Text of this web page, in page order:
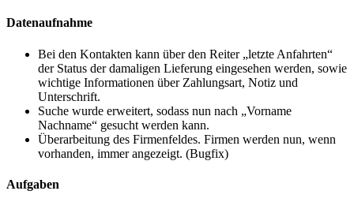
Datenaufnahme
Bei den Kontakten kann über den Reiter „letzte Anfahrten“
der Status der damaligen Lieferung eingesehen werden, sowie
wichtige Informationen über Zahlungsart, Notiz und
Unterschrift.
Suche wurde erweitert, sodass nun nach „Vorname
Nachname“ gesucht werden kann.
Überarbeitung des Firmenfeldes. Firmen werden nun, wenn
vorhanden, immer angezeigt. (Bugfix)
Aufgaben